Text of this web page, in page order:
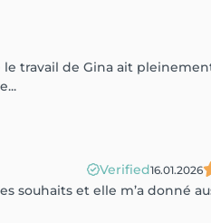
le travail de Gina ait
Verified16.01.2026
souhaits et elle m’a donné